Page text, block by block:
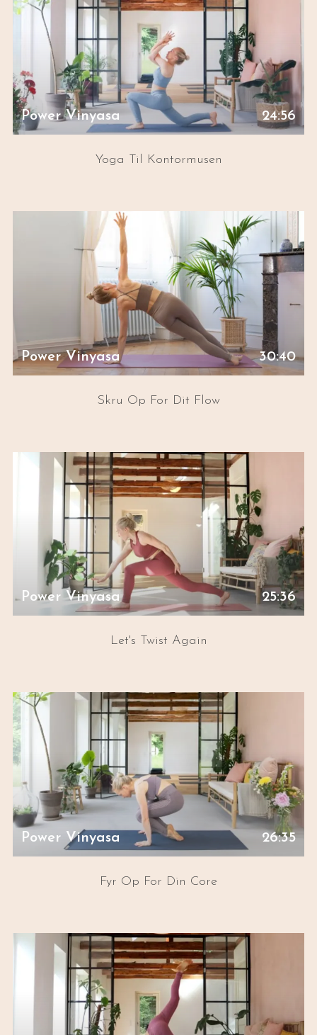
Power Vinyasa 24:56
Yoga Til Kontormusen
Power Vinyasa 30:40
Skru Op For Dit Flow
Power Vinyasa 25:36
Let's Twist Again
Power Vinyasa 26:35
Fyr Op For Din Core